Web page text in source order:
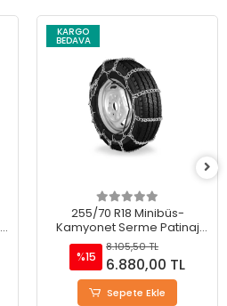
KARGO
BEDAVA
255/70 R18 Minibüs-
Kamyonet Serme Patinaj
Zinciri - M220
%15
8.105,50 TL
6.880,00 TL
Sepete Ekle